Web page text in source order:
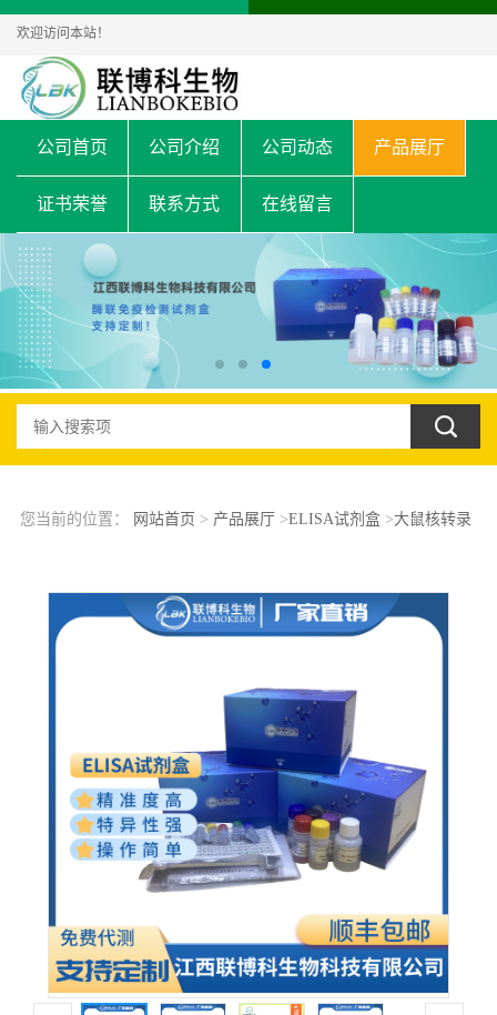
欢迎访问本站！
公司首页 公司介绍 公司动态 产品展厅
证书荣誉 联系方式 在线留言
您当前的位置： 网站首页 > 产品展厅 >ELISA试剂盒>大鼠核转录